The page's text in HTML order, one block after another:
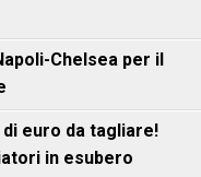
Chelsea per il
di euro da tagliare!
in esubero